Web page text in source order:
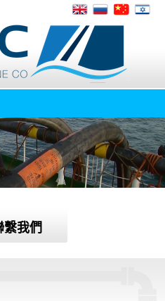
繫我們